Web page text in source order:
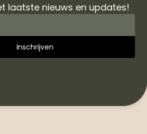
laatste nieuws en updates!